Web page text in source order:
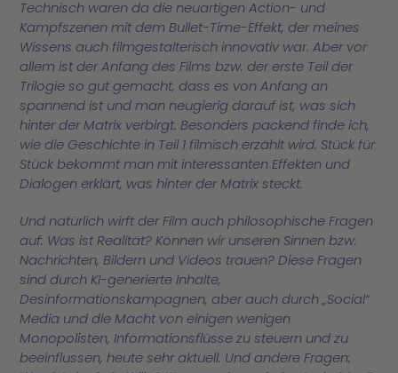
Technisch waren da die neuartigen Action- und
Kampfszenen mit dem Bullet-Time-Effekt, der meines
Wissens auch filmgestalterisch innovativ war. Aber vor
allem ist der Anfang des Films bzw. der erste Teil der
Trilogie so gut gemacht, dass es von Anfang an
spannend ist und man neugierig darauf ist, was sich
hinter der Matrix verbirgt. Besonders packend finde ich,
wie die Geschichte in Teil 1 filmisch erzählt wird. Stück für
Stück bekommt man mit interessanten Effekten und
Dialogen erklärt, was hinter der Matrix steckt.
Und natürlich wirft der Film auch philosophische Fragen
auf: Was ist Realität? Können wir unseren Sinnen bzw.
Nachrichten, Bildern und Videos trauen? Diese Fragen
sind durch KI-generierte Inhalte,
Desinformationskampagnen, aber auch durch „Social“
Media und die Macht von einigen wenigen
Monopolisten, Informationsflüsse zu steuern und zu
beeinflussen, heute sehr aktuell. Und andere Fragen: